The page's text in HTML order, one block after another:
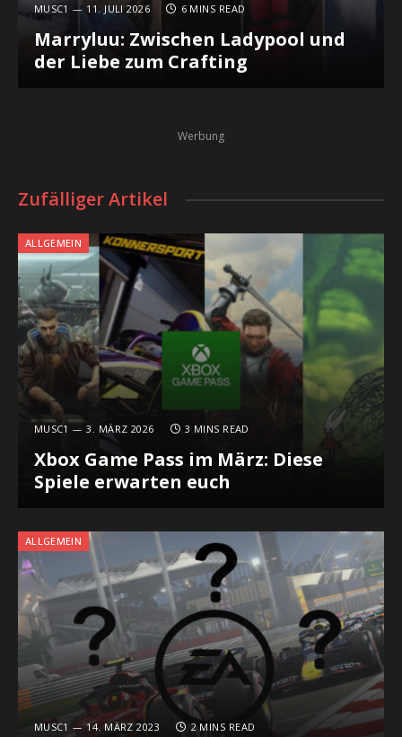
MUSC1 11. JULI 2026 6 MINS READ
Marryluu: Zwischen Ladypool und
der Liebe zum Crafting
Werbung
Zufälliger Artikel
ALLGEMEIN
MUSC1 3. MÄRZ 2026 3 MINS READ
Xbox Game Pass im März: Diese
Spiele erwarten euch
ALLGEMEIN
MUSC1 14. MÄRZ 2023 2 MINS READ